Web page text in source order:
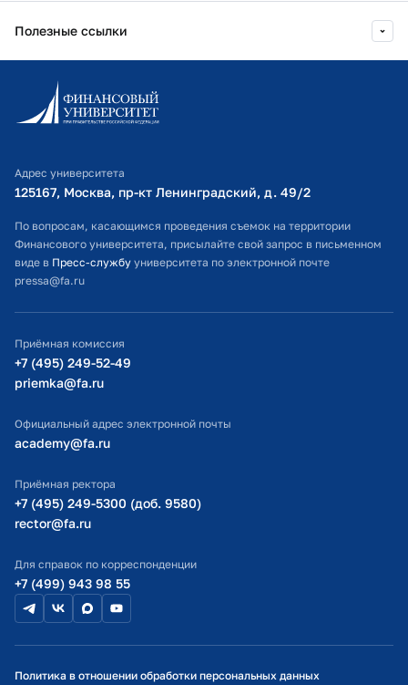
Полезные ссылки
Информационно-образовательный портал
Личный кабинет поступающего
Оплата обучения
Расписание занятий
Студенческий офис
Официальный адрес электронной почты
Министерство просвещения РФ
Министерство науки и высшего образования РФ
Адрес университета
125167, Москва, пр-кт Ленинградский, д. 49/2​
По вопросам, касающимся проведения съемок на территории
Финансового университета, присылайте свой запрос в письменном
виде в Пресс-службу университета по электронной почте
pressa@fa.ru
Приёмная комиссия
+7 (495) 249-52-49
priemka@fa.ru
Официальный адрес электронной почты
academy@fa.ru
Приёмная ректора
+7 (495) 249-5300 (доб. 9580)
rector@fa.ru
Для справок по корреспонденции
+7 (499) 943 98 55
Политика в отношении обработки персональных данных